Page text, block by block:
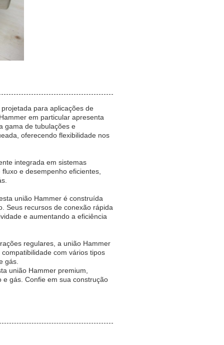
para aplicações de
em particular apresenta
gama de tubulações e
oferecendo flexibilidade nos
integrada em sistemas
e desempenho eficientes,
união Hammer é construída
Seus recursos de conexão rápida
e aumentando a eficiência
regulares, a união Hammer
com vários tipos
gás.
união Hammer premium,
gás. Confie em sua construção